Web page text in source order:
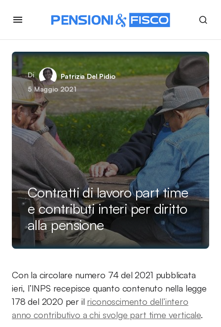
Di
Patrizia Del Pidio
5 Maggio 2021
Contratti di lavoro part time
e contributi interi per diritto
alla pensione
Con la circolare numero 74 del 2021 pubblicata
ieri, l’INPS recepisce quanto contenuto nella legge
178 del 2020 per il riconoscimento dell’intero
anno contributivo a chi svolge part time verticale.